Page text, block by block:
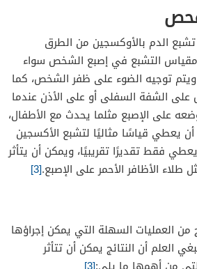
الدم بالأوكسجين من الطرق
التشبع في إصبع الشخص سواء
ويتم توجيه الضوء على ظفر الشخص، كما
الشفة السفلى أو على الأذن عندما
على الإصبع مثلما يحدث مع الأطفال،
يعطي قياسًا مثاليًا لتشبع الأكسجين
فقط تقديرًا تقريبيًا، ويمكن أن يتأثر
الأظافر الأحمر على الإصبع.[3]
من العمليات السهلة التي يمكن إجراؤها
العلم أن النتائج يمكن أن تتأثر